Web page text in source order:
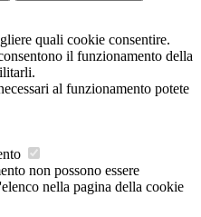
quali cookie consentire.
il funzionamento della
al funzionamento potete
non possono essere
nella pagina della cookie